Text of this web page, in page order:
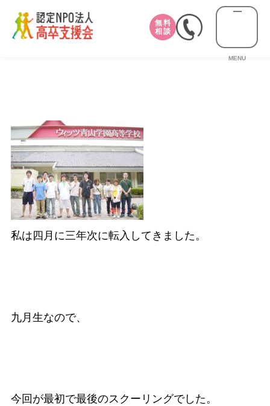
無料
相談
MENU
私は四月に三年次に転入してきました。
九月生なので、
今回が最初で最後のスクーリングでした。